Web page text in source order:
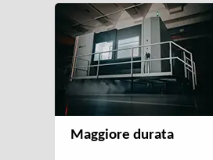
Maggiore durata